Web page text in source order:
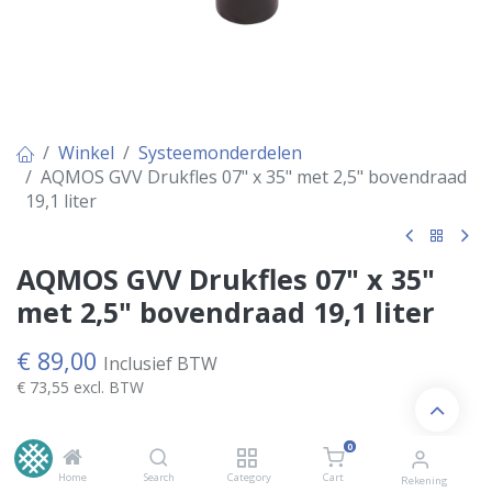
Home Search Category
0
Cart Rekening
Winkel
Systeemonderdelen
AQMOS GVV Drukfles 07" x 35" met 2,5" bovendraad
19,1 liter
AQMOS GVV Drukfles 07" x 35"
met 2,5" bovendraad 19,1 liter
€ 89,00 Inclusief BTW
€ 73,55 excl. BTW
OP VOORRAAD